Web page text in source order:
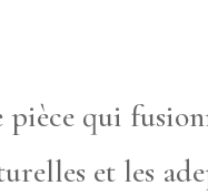
pièce qui
et les